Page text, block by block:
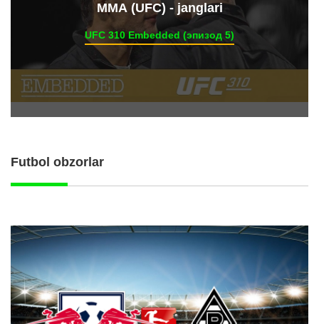
ММА (UFC) - janglari
UFC 310 Embedded (эпизод 5)
Futbol obzorlar